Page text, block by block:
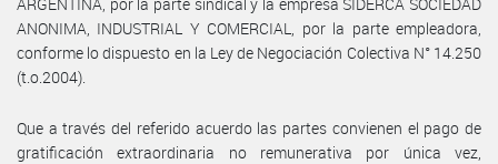
ANONIMA, INDUSTRIAL Y COMERCIAL, por la parte empleadora,
conforme lo dispuesto en la Ley de Negociación Colectiva N° 14.250
(t.o.2004).
Que a través del referido acuerdo las partes convienen el pago de
gratificación extraordinaria no remunerativa por única vez,